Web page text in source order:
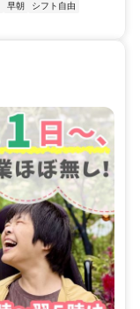
早朝
シフト自由